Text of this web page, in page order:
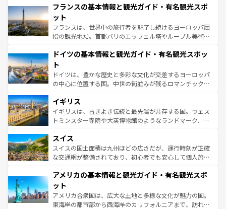
なお、新着のイタリア情報はコンテンツ一覧を参照してほ
しい。
文化が根付くこの国では、情熱的なフラメンコ、熱気あふ
れる闘牛、そして美味しいタパスが生活の一部となってい
る。首都マドリードの洗練された雰囲気や、バルセロナの
アートに溢れた街角から、地方では古代ローマ遺跡や中世
せる。地方によって風土や気候が異なるスペインはその個
ンテンツ一覧 を参照してほしい。
フランスの基本情報と観光ガイド・有名観光スポ
ット
フランスは、世界中の旅行者を魅了し続けるヨーロッパ屈
指の観光地だ。首都パリのエッフェル塔やルーブル美術館
で、幅広い魅力が詰まっている。華麗な宮殿、歴史的な大
聖堂、美しいビーチ、そして豊かな自然が、訪れる者を心
から魅了する。また、フランスは美食の国としても知ら
れ、フランス料理はユネスコ無形文化遺産にも登録されて
香り高いラベンダー畑など、多彩な楽しみ方が可能だ。さ
らに、パリ以外の地域にも魅力が溢れており、どの街角に
も豊かな歴史と文化が息づいている。パリ以外の個性あふ
を参照してほしい。
ドイツの基本情報と観光ガイド・有名観光スポッ
ト
ドイツは、豊かな歴史と多彩な文化が交差するヨーロッパ
の中心に位置する国。中世の街並みが残るロマンチック街
顔を持つこの国は、どこを歩いても飽きることがない。ベ
ルリンの文化的活気、バイエルン州のアルプスの絶景、そ
してライン川沿いのワイン畑といった風景は必見。ビール
は、お酒好きな人にはぜひ体験してほしい。 なお、新着の
ドイツ情報はコンテンツ一覧を参照してほしい。
イギリス
イギリスは、古きよき伝統と最先端が共存する国。ウェス
トミンスター寺院や大英博物館のようなランドマーク、歴
リアごとに異なる魅力がある。また、優雅なアフタヌーン
ティー、ビール好きにはたまらない英国パブ、サッカー観
戦など、本場だからこそできる体験も豊富。イギリスを旅
ンツ一覧を参照してほしい。
スイス
スイスの国土面積は九州ほどの広さだが、運行時刻が正確
な交通網が整備されており、初心者でも安心して個人旅行
の建物がそのまま残る町や、スイスならではのユニークな
博物館もあり、アルプス観光だけでなく町歩きも満喫する
ことができる。国民の所得が高いため物価も高いが、旅行
者向けの交通パス提供のサービスもあり、うまく活用すれ
アメリカの基本情報と観光ガイド・有名観光スポ
ット
アメリカ合衆国は、広大な土地と多様な文化が魅力の国。
東海岸の都市部から西海岸のカリフォルニアまで、訪れる